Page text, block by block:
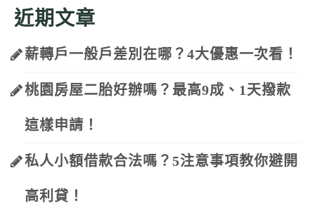
近期文章
薪轉戶一般戶差別在哪？4大優惠一次看！
桃園房屋二胎好辦嗎？最高9成、1天撥款
這樣申請！
私人小額借款合法嗎？5注意事項教你避開
高利貸！